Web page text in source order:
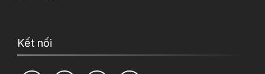
Kết nối